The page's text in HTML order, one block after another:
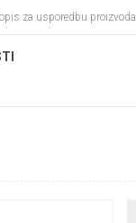
za usporedbu proizvoda